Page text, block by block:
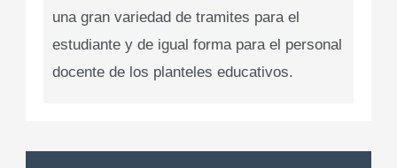
una gran variedad de tramites para el
estudiante y de igual forma para el personal
docente de los planteles educativos.